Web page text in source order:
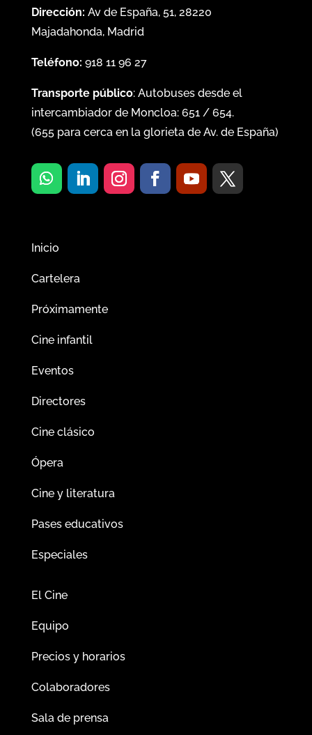
Dirección: Av de España, 51, 28220
Majadahonda, Madrid
Teléfono: 918 11 96 27
Transporte público: Autobuses desde el
intercambiador de Moncloa: 651/ 654.
(655para cerca en la glorieta de Av. de España)
Inicio
Cartelera
Próximamente
Cine infantil
Eventos
Directores
Cine clásico
Ópera
Cine y literatura
Pases educativos
Especiales
El Cine
Equipo
Precios y horarios
Colaboradores
Sala de prensa